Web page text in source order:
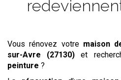
Vous rénovez votre maison
sur-Avre (27130)
et
peinture ?